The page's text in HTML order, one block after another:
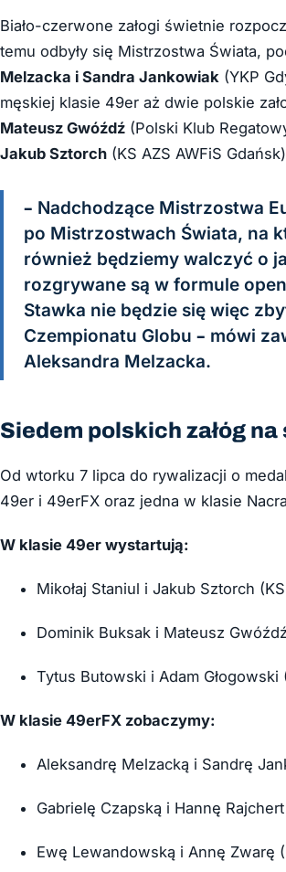
Biało-czerwone załogi świetnie
temu odbyły się Mistrzostwa Świata,
Melzacka i Sandra Jankowiak (YKP
męskiej klasie 49er aż dwie polskie
Mateusz Gwóźdź (Polski Klub
Jakub Sztorch (KS AZS AWFiS
– Nadchodzące Mistrzostwa
po Mistrzostwach Świata, na
również będziemy walczyć o
rozgrywane są w formule
Stawka nie będzie się więc
Czempionatu Globu – mówi
Aleksandra Melzacka.
Siedem polskich załóg
Od wtorku 7 lipca do rywalizacji o
49er i 49erFX oraz jedna w klasie Nacra
W klasie 49er wystartują:
Mikołaj Staniul i Jakub Sztorch
Dominik Buksak i Mateusz
Tytus Butowski i Adam
W klasie 49erFX zobaczymy:
Aleksandrę Melzacką i Sandrę
Gabrielę Czapską i Hannę
Ewę Lewandowską i Annę Zwarę